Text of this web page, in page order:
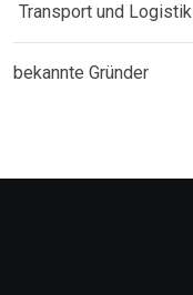
Transport und Logistik
bekannte Gründer